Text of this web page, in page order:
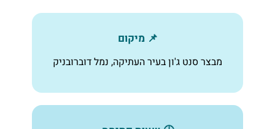
📌 מיקום
מבצר סנט ג'ון בעיר העתיקה, נמל דוברובניק